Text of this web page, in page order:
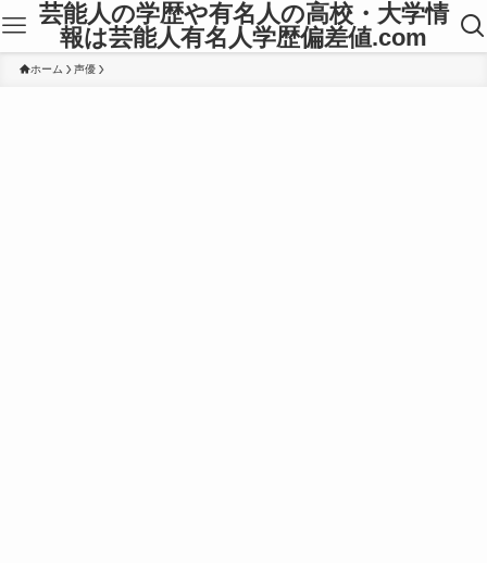
芸能人の学歴や有名人の高校・大学情
報は芸能人有名人学歴偏差値.com
ホーム 声優